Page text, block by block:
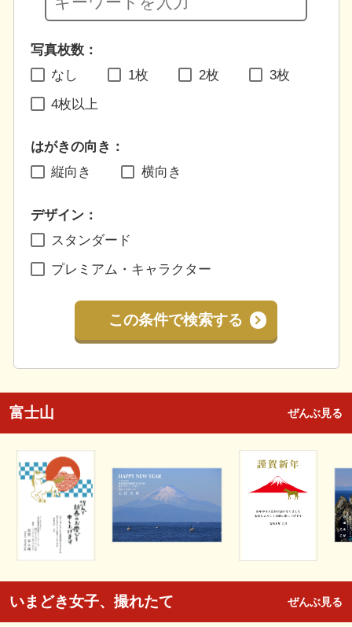
写真枚数：
なし
1枚 2枚 3枚
4枚以上
はがきの向き：
縦向き
横向き
デザイン：
スタンダード
プレミアム・キャラクター
この条件で検索する
富士山 ぜんぶ見る
いまどき女子、撮れたて ぜんぶ見る